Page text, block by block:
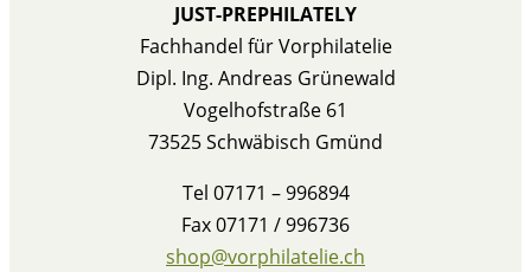
JUST-PREPHILATELY
Fachhandel für Vorphilatelie
Dipl. Ing. Andreas Grünewald
Vogelhofstraße 61
73525 Schwäbisch Gmünd
Tel 07171 – 996894
Fax 07171 / 996736
shop@vorphilatelie.ch